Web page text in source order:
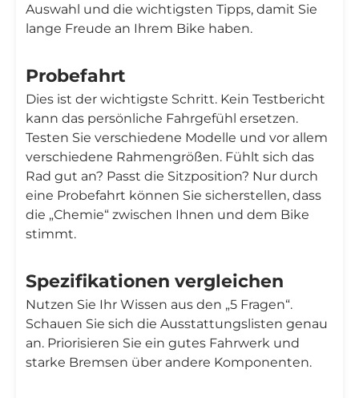
Auswahl und die wichtigsten Tipps, damit Sie
lange Freude an Ihrem Bike haben.
Probefahrt
Dies ist der wichtigste Schritt. Kein Testbericht
kann das persönliche Fahrgefühl ersetzen.
Testen Sie verschiedene Modelle und vor allem
verschiedene Rahmengrößen. Fühlt sich das
Rad gut an? Passt die Sitzposition? Nur durch
eine Probefahrt können Sie sicherstellen, dass
die „Chemie“ zwischen Ihnen und dem Bike
stimmt.
Spezifikationen vergleichen
Nutzen Sie Ihr Wissen aus den „5 Fragen“.
Schauen Sie sich die Ausstattungslisten genau
an. Priorisieren Sie ein gutes Fahrwerk und
starke Bremsen über andere Komponenten.